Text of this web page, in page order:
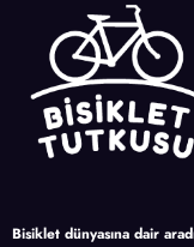
Bisiklet dünyasına dair